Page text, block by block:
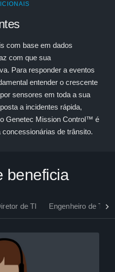
com base em dados
com que sua
Para responder a eventos
entender o crescente
sensores em toda a sua
a incidentes rápida,
Genetec Mission Control™ é
de trânsito.
beneficia
de TI Engenheiro de